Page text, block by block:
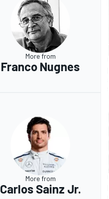
More from
Franco Nugnes
More from
Carlos Sainz Jr.